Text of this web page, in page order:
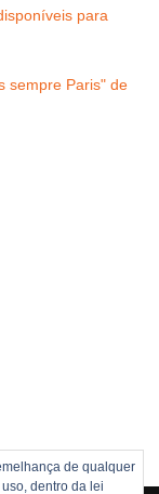
para
sempre Paris" de
de qualquer
dentro da lei